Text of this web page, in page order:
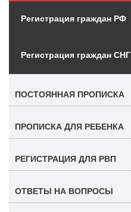
Регистрация граждан РФ
Регистрация граждан СНГ
ПОСТОЯННАЯ ПРОПИСКА
ПРОПИСКА ДЛЯ РЕБЕНКА
РЕГИСТРАЦИЯ ДЛЯ РВП
ОТВЕТЫ НА ВОПРОСЫ